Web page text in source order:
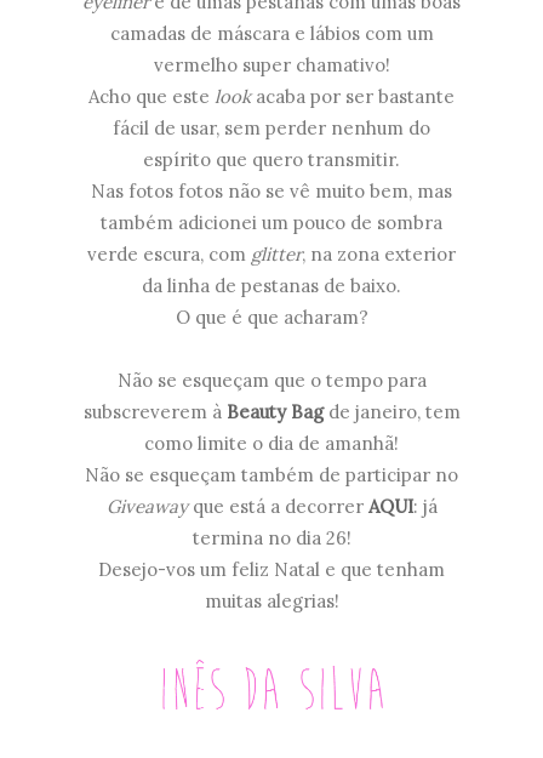
camadas de máscara e lábios com um
vermelho super chamativo!
Acho que este lookacaba por ser bastante
fácil de usar, sem perder nenhum do
espírito que quero transmitir.
Nas fotos fotos não se vê muito bem, mas
também adicionei um pouco de sombra
verde escura, com glitter, na zona exterior
da linha de pestanas de baixo.
O que é que acharam?
Não se esqueçam que o tempo para
subscreverem à Beauty Bagde janeiro, tem
como limite o dia de amanhã!
Não se esqueçam também de participar no
Giveawayque está a decorrer AQUI: já
termina no dia 26!
Desejo-vos um feliz Natal e que tenham
muitas alegrias!